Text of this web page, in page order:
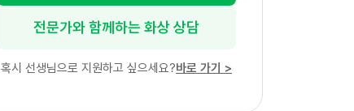
전문가와 함께하는 화상 상담
혹시 선생님으로 지원하고 싶으세요?바로 가기 >